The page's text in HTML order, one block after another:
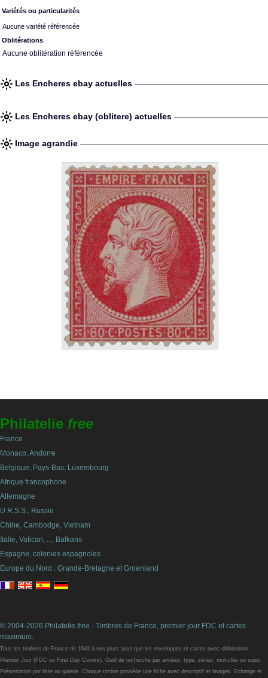
Variétés ou particularités
Aucune variété référencée
Oblitérations
Aucune oblitération référencée
Les Encheres ebay actuelles
Les Encheres ebay (oblitere) actuelles
Image agrandie
Philatelie free
France
Monaco, Andorre
Belgique, Pays-Bas, Luxembourg
Afrique francophone
Allemagne
U.R.S.S., Russie
Chine, Cambodge, Vietnam
Italie, Vatican, ..., Balkans
Espagne, colonies espagnoles
Europe du Nord : Grande-Bretagne et Groenland
© 2004-2026 Philatelie free - Timbres de France, premier jour FDC et cartes
maximum.
Tous les timbres de France de 1849 à nos jours ainsi que les enveloppes et cartes avec oblitération
Premier Jour (FDC ou First Day Covers). Outil de recherche par années, type, séries, mot-clés ou sujet.
Présentation par liste ou galerie. Chaque timbre possède une fiche avec descriptif et images. Echange et